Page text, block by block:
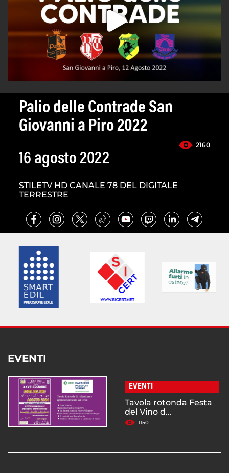
Palio delle Contrade San
Giovanni a Piro 2022
2160
16 agosto 2022
STILETV HD CANALE 78 DEL DIGITALE
TERRESTRE
EVENTI
EVENTI
Tavola rotonda Festa
del Vino d...
1150